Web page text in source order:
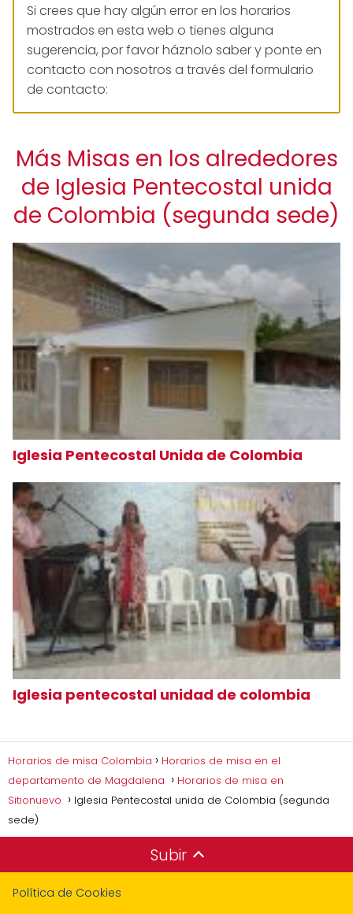
Si crees que hay algún error en los horarios
mostrados en esta web o tienes alguna
sugerencia, por favor háznolo saber y ponte en
contacto con nosotros a través del formulario
de contacto:
Más Misas en los alrededores
de Iglesia Pentecostal unida
de Colombia (segunda sede)
Iglesia Pentecostal Unida de Colombia
Iglesia pentecostal unidad de colombia
Horarios de misa Colombia
Horarios de misa en el
departamento de Magdalena
Horarios de misa en
Sitionuevo
Iglesia Pentecostal unida de Colombia (segunda
sede)
Subir
Política de Cookies